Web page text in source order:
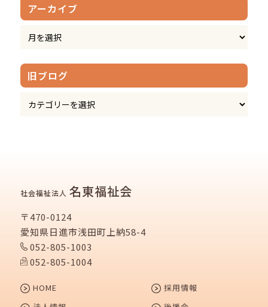
アーカイブ
旧ブログ
社会福祉法人 名東福祉会
〒470-0124
愛知県日進市浅田町上納58-4
052-805-1003
052-805-1004
HOME
採用情報